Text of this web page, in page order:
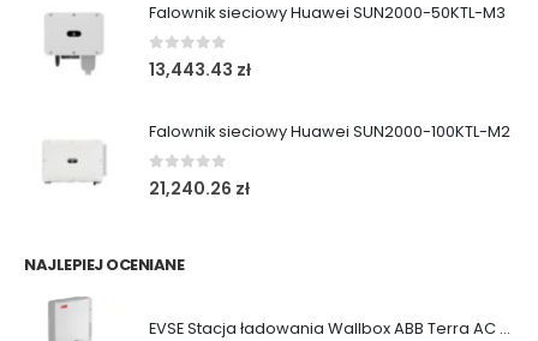
Falownik sieciowy Huawei SUN2000-50KTL-M3
0out of 5
13,443.43 zł
Falownik sieciowy Huawei SUN2000-100KTL-M2
0out of 5
21,240.26 zł
NAJLEPIEJ OCENIANE
EVSE Stacja ładowania Wallbox ABB Terra AC (11/22 kW|Gniazdo|Kabel)